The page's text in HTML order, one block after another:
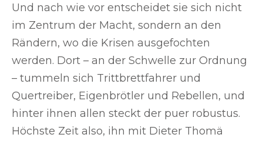
Und nach wie vor entscheidet sie sich nicht
im Zentrum der Macht, sondern an den
Rändern, wo die Krisen ausgefochten
werden. Dort – an der Schwelle zur Ordnung
– tummeln sich Trittbrettfahrer und
Quertreiber, Eigenbrötler und Rebellen, und
hinter ihnen allen steckt der puer robustus.
Höchste Zeit also, ihn mit Dieter Thomä